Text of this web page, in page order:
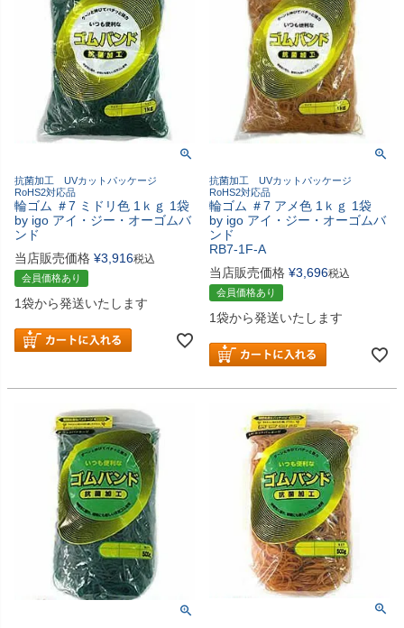
抗菌加工 UVカットパッケージ
RoHS2対応品
輪ゴム ＃7 ミドリ色 1ｋｇ 1袋
by igo アイ・ジー・オーゴムバ
ンド
当店販売価格 ¥3,916税込
会員価格あり
1袋から発送いたします
抗菌加工 UVカットパッケージ
RoHS2対応品
輪ゴム ＃7 アメ色 1ｋｇ 1袋
by igo アイ・ジー・オーゴムバ
ンド
RB7-1F-A
当店販売価格 ¥3,696税込
会員価格あり
1袋から発送いたします